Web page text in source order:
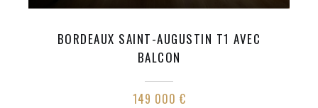
BORDEAUX SAINT-AUGUSTIN T1 AVEC
BALCON
149 000 €